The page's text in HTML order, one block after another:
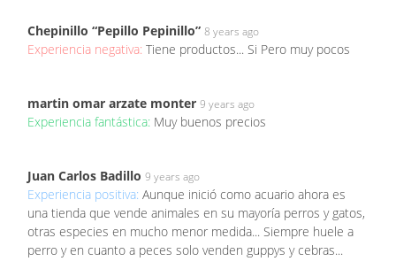
Chepinillo “Pepillo Pepinillo” 8 years ago
Experiencia negativa: Tiene productos... Si Pero muy pocos
martin omar arzate monter 9 years ago
Experiencia fantástica: Muy buenos precios
Juan Carlos Badillo 9 years ago
Experiencia positiva: Aunque inició como acuario ahora es
una tienda que vende animales en su mayoría perros y gatos,
otras especies en mucho menor medida... Siempre huele a
perro y en cuanto a peces solo venden guppys y cebras...